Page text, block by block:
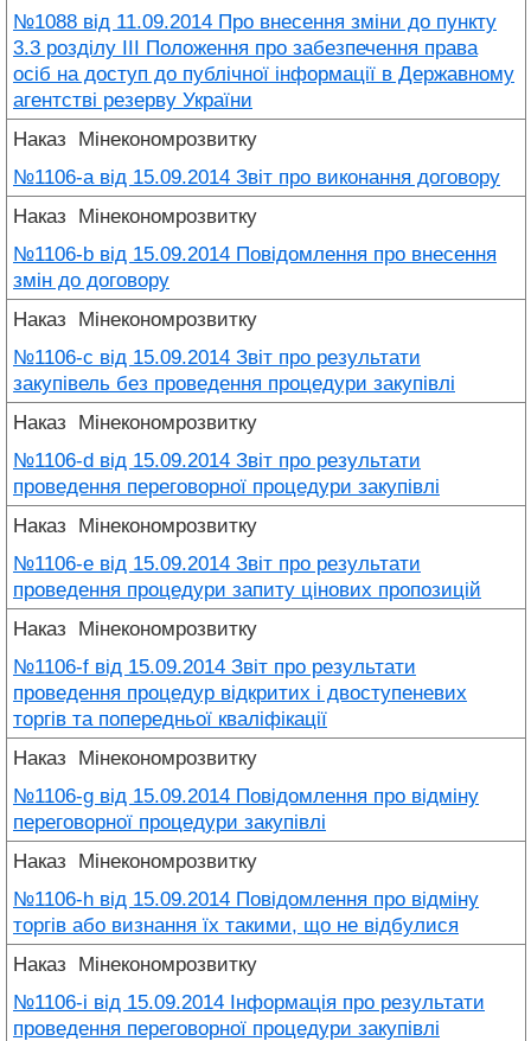
№1088 від 11.09.2014 Про внесення зміни до пункту
3.3 розділу ІІІ Положення про забезпечення права
осіб на доступ до публічної інформації в Державному
агентстві резерву України
Наказ Мінекономрозвитку
№1106-a від 15.09.2014 Звіт про виконання договору
Наказ Мінекономрозвитку
№1106-b від 15.09.2014 Повідомлення про внесення
змін до договору
Наказ Мінекономрозвитку
№1106-c від 15.09.2014 Звіт про результати
закупівель без проведення процедури закупівлі
Наказ Мінекономрозвитку
№1106-d від 15.09.2014 Звіт про результати
проведення переговорної процедури закупівлі
Наказ Мінекономрозвитку
№1106-e від 15.09.2014 Звіт про результати
проведення процедури запиту цінових пропозицій
Наказ Мінекономрозвитку
№1106-f від 15.09.2014 Звіт про результати
проведення процедур відкритих і двоступеневих
торгів та попередньої кваліфікації
Наказ Мінекономрозвитку
№1106-g від 15.09.2014 Повідомлення про відміну
переговорної процедури закупівлі
Наказ Мінекономрозвитку
№1106-h від 15.09.2014 Повідомлення про відміну
торгів або визнання їх такими, що не відбулися
Наказ Мінекономрозвитку
№1106-i від 15.09.2014 Інформація про результати
проведення переговорної процедури закупівлі